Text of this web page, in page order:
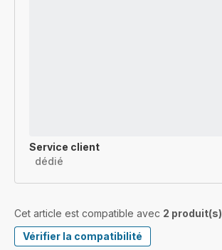
Service client
dédié
Cet article est compatible avec 2 produit(s)
Vérifier la compatibilité